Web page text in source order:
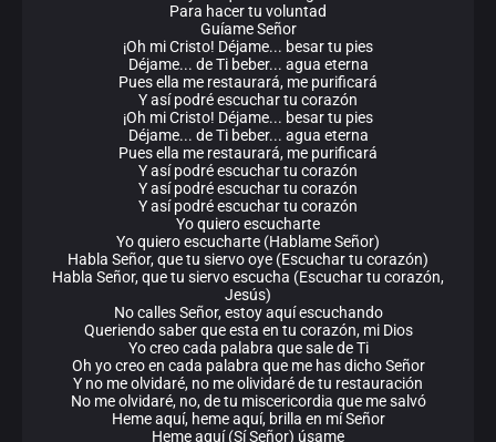
Para hacer tu voluntad
Guíame Señor
¡Oh mi Cristo! Déjame... besar tu pies
Déjame... de Ti beber... agua eterna
Pues ella me restaurará, me purificará
Y así podré escuchar tu corazón
¡Oh mi Cristo! Déjame... besar tu pies
Déjame... de Ti beber... agua eterna
Pues ella me restaurará, me purificará
Y así podré escuchar tu corazón
Y así podré escuchar tu corazón
Y así podré escuchar tu corazón
Yo quiero escucharte
Yo quiero escucharte (Hablame Señor)
Habla Señor, que tu siervo oye (Escuchar tu corazón)
Habla Señor, que tu siervo escucha (Escuchar tu corazón,
Jesús)
No calles Señor, estoy aquí escuchando
Queriendo saber que esta en tu corazón, mi Dios
Yo creo cada palabra que sale de Ti
Oh yo creo en cada palabra que me has dicho Señor
Y no me olvidaré, no me olividaré de tu restauración
No me olvidaré, no, de tu miscericordia que me salvó
Heme aquí, heme aquí, brilla en mí Señor
Heme aquí (Sí Señor) úsame